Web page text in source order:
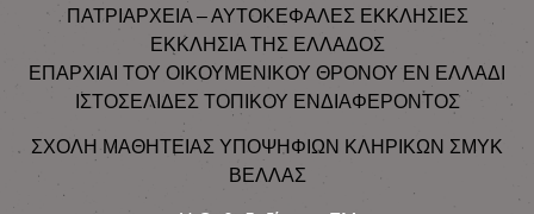
ΠΑΤΡΙΑΡΧΕΙΑ – ΑΥΤΟΚΕΦΑΛΕΣ ΕΚΚΛΗΣΙΕΣ
ΕΚΚΛΗΣΙΑ ΤΗΣ ΕΛΛΑΔΟΣ
ΕΠΑΡΧΙΑΙ ΤΟΥ ΟΙΚΟΥΜΕΝΙΚΟΥ ΘΡΟΝΟΥ ΕΝ ΕΛΛΑΔΙ
ΙΣΤΟΣΕΛΙΔΕΣ ΤΟΠΙΚΟΥ ΕΝΔΙΑΦΕΡΟΝΤΟΣ
ΣΧΟΛΗ ΜΑΘΗΤΕΙΑΣ ΥΠΟΨΗΦΙΩΝ ΚΛΗΡΙΚΩΝ ΣΜΥΚ
ΒΕΛΛΑΣ